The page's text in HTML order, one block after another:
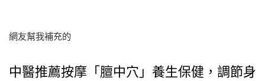
網友幫我補充的
中醫推薦按摩「膻中穴」養生保健，調節身